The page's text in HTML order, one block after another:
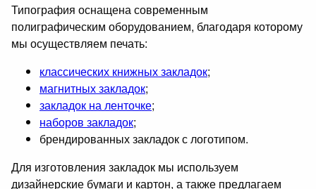
Типография оснащена современным
полиграфическим оборудованием, благодаря которому
мы осуществляем печать:
классических книжных закладок;
магнитных закладок;
закладок на ленточке;
наборов закладок;
брендированных закладок с логотипом.
Для изготовления закладок мы используем
дизайнерские бумаги и картон, а также предлагаем